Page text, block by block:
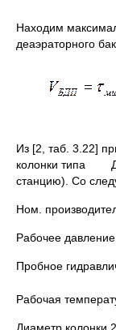
Находим
деаэраторного
Из [2, таб. 3.22]
колонки типа
станцию). Со
Ном.
Рабочее
Пробное
Рабочая
Диаметр колонки